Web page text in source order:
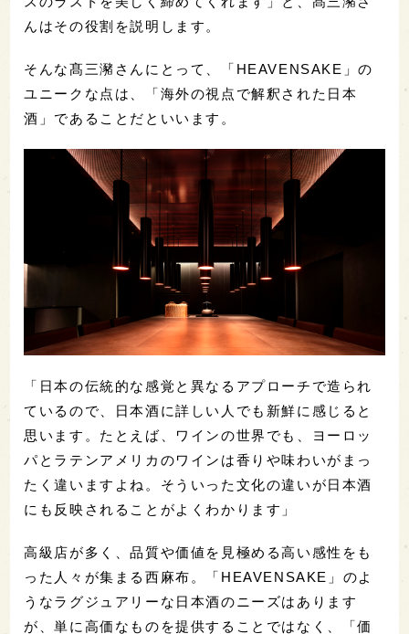
んはその役割を説明します。
そんな髙三瀦さんにとって、「HEAVENSAKE」の
ユニークな点は、「海外の視点で解釈された日本
酒」であることだといいます。
「日本の伝統的な感覚と異なるアプローチで造られ
ているので、日本酒に詳しい人でも新鮮に感じると
思います。たとえば、ワインの世界でも、ヨーロッ
パとラテンアメリカのワインは香りや味わいがまっ
たく違いますよね。そういった文化の違いが日本酒
にも反映されることがよくわかります」
高級店が多く、品質や価値を見極める高い感性をも
った人々が集まる西麻布。「HEAVENSAKE」のよ
うなラグジュアリーな日本酒のニーズはあります
が、単に高価なものを提供することではなく、「価